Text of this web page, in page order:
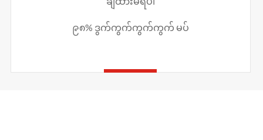
၉၈% ဒွက်ကွက်ကွက်ကွက် မပ်